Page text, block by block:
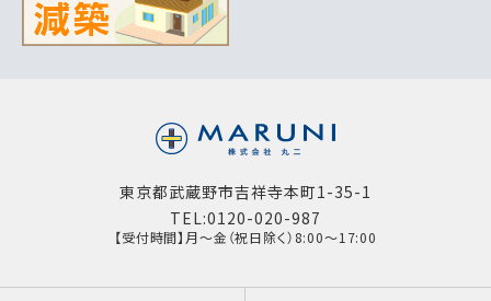
東京都武蔵野市吉祥寺本町1-35-1
TEL:0120-020-987
【受付時間】月～金（祝日除く）8:00～17:00